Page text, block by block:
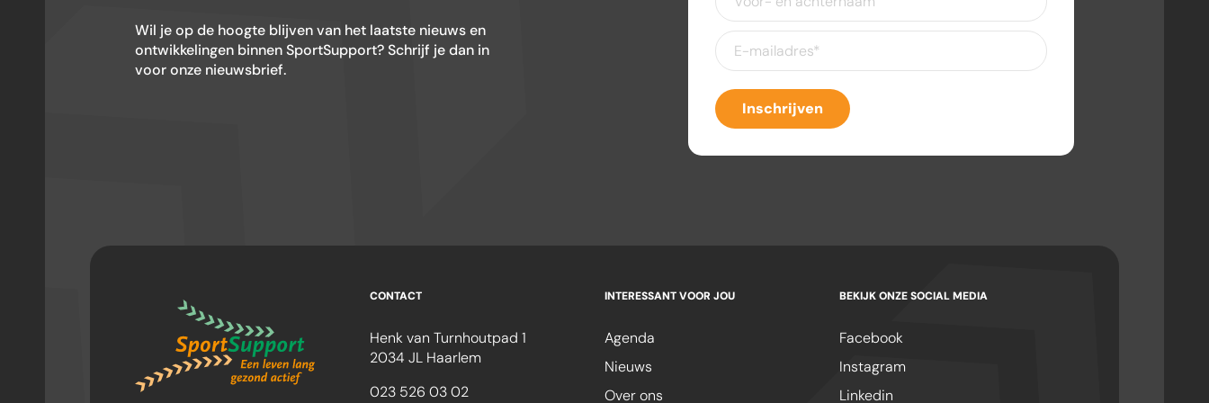
Wil je op de hoogte blijven van het laatste nieuws en
ontwikkelingen binnen SportSupport? Schrijf je dan in
voor onze nieuwsbrief.
en
achternaam
E-
mailadres(Vereist)
Inschrijven
CONTACT
Henk van Turnhoutpad 1
2034 JL Haarlem
023 526 03 02
INTERESSANT VOOR JOU
Agenda
Nieuws
Over ons
BEKIJK ONZE SOCIAL MEDIA
Facebook
Instagram
Linkedin